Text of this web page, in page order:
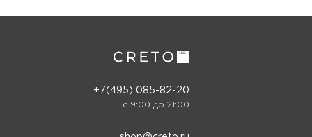
+7(495) 085-82-20
c 9:00 до 21:00